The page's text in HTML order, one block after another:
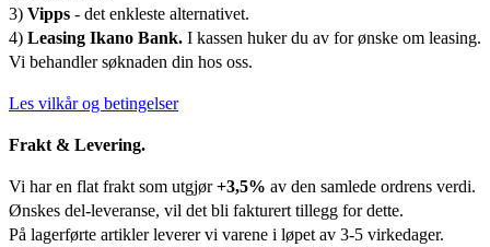
3) Vipps - det enkleste alternativet.
4) Leasing Ikano Bank. I kassen huker du av for ønske om leasing.
Vi behandler søknaden din hos oss.
Les vilkår og betingelser
Frakt & Levering.
Vi har en flat frakt som utgjør+3,5% av den samlede ordrens verdi.
Ønskes del-leveranse, vil det bli fakturert tillegg for dette.
På lagerførte artikler leverer vi varene i løpet av 3-5 virkedager.